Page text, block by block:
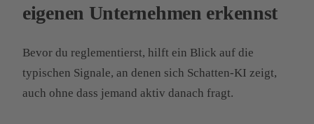
eigenen Unternehmen erkennst
Bevor du reglementierst, hilft ein Blick auf die
typischen Signale, an denen sich Schatten-KI zeigt,
auch ohne dass jemand aktiv danach fragt.